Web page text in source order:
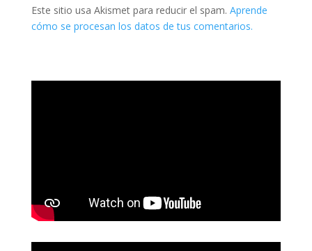
Este sitio usa Akismet para reducir el spam. Aprende
cómo se procesan los datos de tus comentarios.